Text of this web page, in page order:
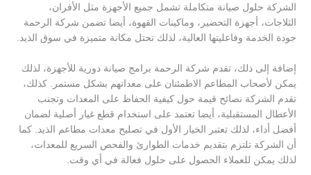
الشركة حلول صيانة متكاملة تشمل جميع الأجهزة مثل الأفران،
الثلاجات، أجهزة التحضير، وماكينات القهوة، أيضا تضمن شركة الرحمة
جودة الخدمة وفاعليتها العالية، لذلك تحتل مكانة متميزة في سوق الذيد.
إضافة إلى ذلك، تقدم شركة الرحمة برامج صيانة دورية للأجهزة، لذلك
يمكن لأصحاب المطاعم الاطمئنان على معداتهم بشكل مستمر. كذلك،
تقدم الشركة نصائح قيمة حول كيفية الحفاظ على المعدات وتجنب
الأعطال المستقبلية، أيضا تعتمد على استخدام قطع غيار أصلية لضمان
أفضل أداء، لذلك تعتبر الخيار الأول في تصليح معدات مطاعم الذيد. كما
أن الشركة تلتزم بتقديم خدمات الطوارئ والفحص السريع للمعدات،
لذلك يمكن للعملاء الحصول على حلول فعالة في أي وقت.